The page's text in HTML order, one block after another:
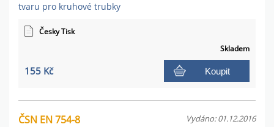
tvaru pro kruhové trubky
Česky Tisk
Skladem
155 Kč Koupit
ČSN EN 754-8 Vydáno: 01.12.2016